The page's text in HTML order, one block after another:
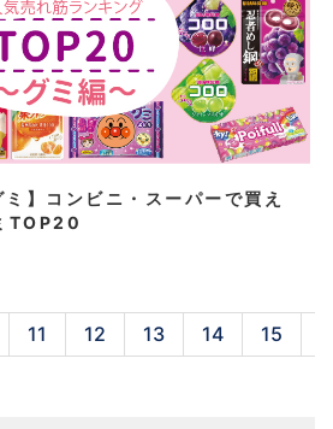
】コンビニ・スーパーで買え
TOP20
11 12 13 14 15